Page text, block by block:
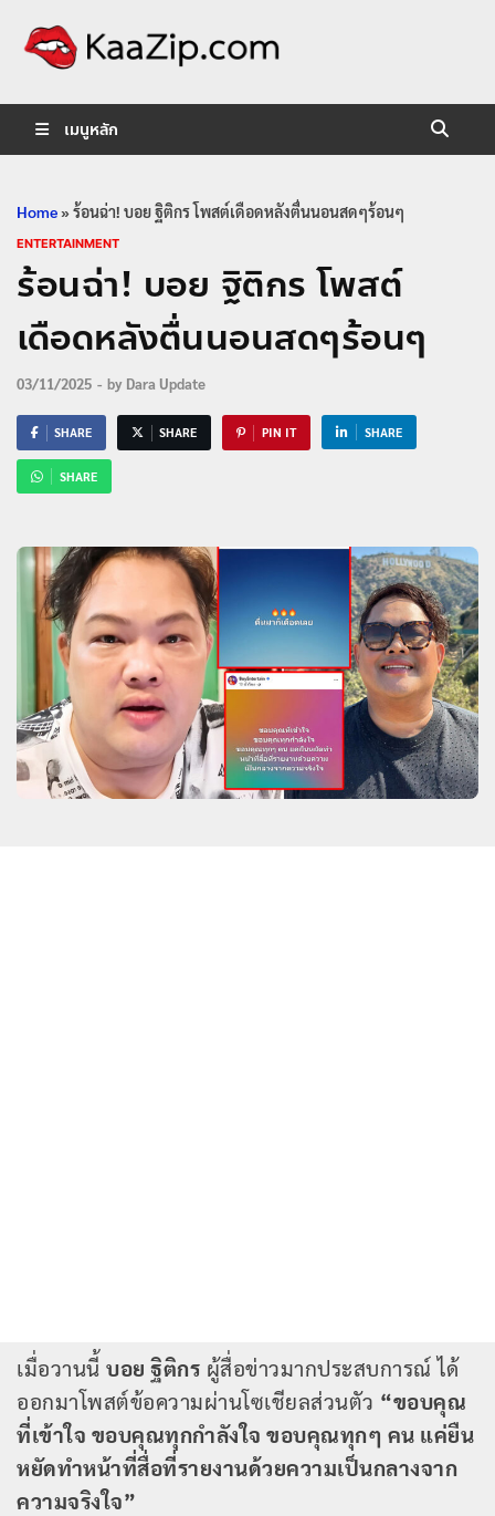
เมนูหลัก
Home»ร้อนฉ่า! บอย ฐิติกร โพสต์เดือดหลังตื่นนอนสดๆร้อนๆ
ENTERTAINMENT
ร้อนฉ่า! บอย ฐิติกร โพสต์
เดือดหลังตื่นนอนสดๆร้อนๆ
03/11/2025 - by Dara Update
SHARE SHARE PIN IT SHARE
SHARE
เมื่อวานนี้ บอย ฐิติกร ผู้สื่อข่าวมากประสบการณ์ ได้
ออกมาโพสต์ข้อความผ่านโซเชียลส่วนตัว “ขอบคุณ
ที่เข้าใจ ขอบคุณทุกกำลังใจ ขอบคุณทุกๆ คน แค่ยืน
หยัดทำหน้าที่สื่อที่รายงานด้วยความเป็นกลางจาก
ความจริงใจ”